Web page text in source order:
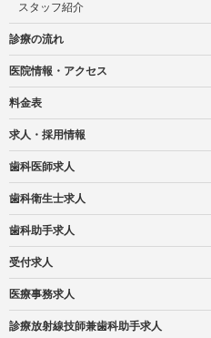
スタッフ紹介
診療の流れ
医院情報・アクセス
料金表
求人・採用情報
歯科医師求人
歯科衛生士求人
歯科助手求人
受付求人
医療事務求人
診療放射線技師兼歯科助手求人